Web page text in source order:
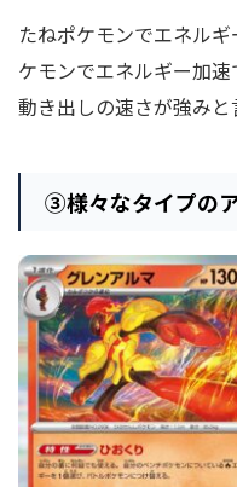
たねポケモンでエネル
ケモンでエネルギー加速
動き出しの速さが強みと
③様々なタイプの